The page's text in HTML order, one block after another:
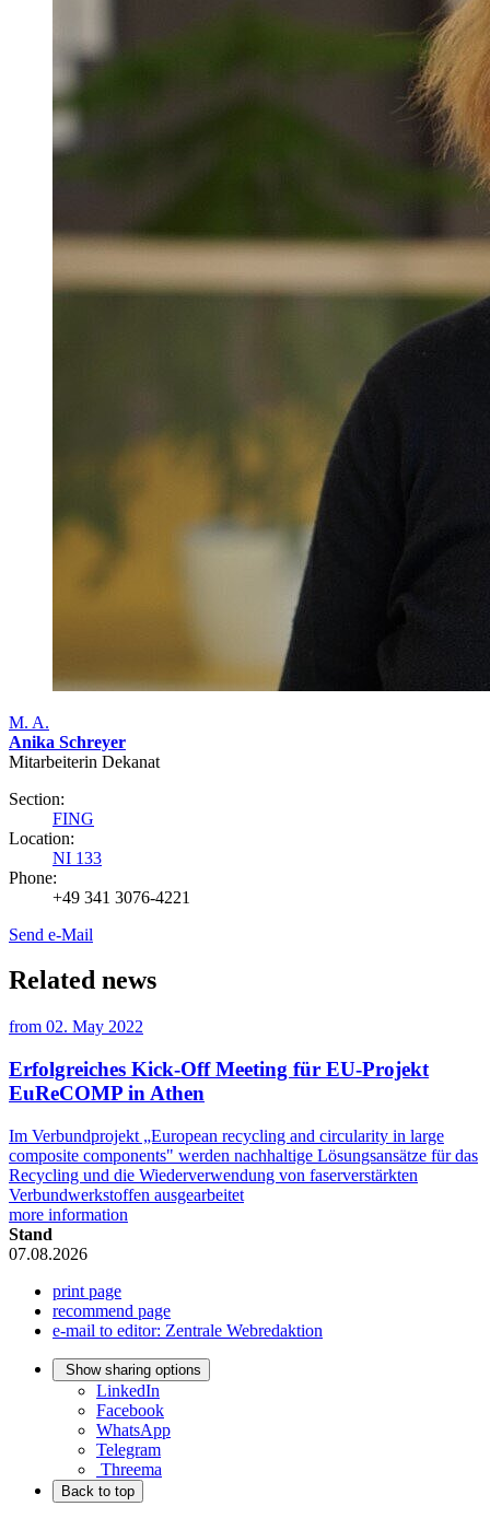
M. A.
Anika Schreyer
Mitarbeiterin Dekanat
Section:
FING
Location:
NI 133
Phone:
+49 341 3076-4221
Send e-Mail
Related news
from 02. May 2022
Erfolgreiches Kick-Off Meeting für EU-Projekt
EuReCOMP in Athen
Im Verbundprojekt „European recycling and circularity in large
composite components" werden nachhaltige Lösungsansätze für das
Recycling und die Wiederverwendung von faserverstärkten
Verbundwerkstoffen ausgearbeitet
more information
Stand
07.08.2026
print page
recommend page
e-mail to editor: Zentrale Webredaktion
Show sharing options
LinkedIn
Facebook
WhatsApp
Telegram
Threema
Back to top